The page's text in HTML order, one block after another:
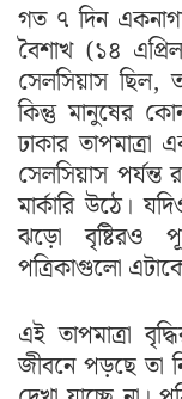
গত ৭ দিন
বৈশাখ (১৪
সেলসিয়াস ছিল,
কিন্তু মানুষের
ঢাকার
সেলসিয়াস পর্যন্ত
মার্কারি উঠে।
ঝড়ো বৃষ্টিরও
পত্রিকাগুলো
এই তাপমাত্রা
জীবনে পড়ছে তা